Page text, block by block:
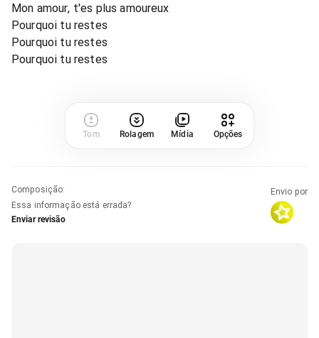
Mon amour, t'es plus amoureux
Pourquoi tu restes
Pourquoi tu restes
Pourquoi tu restes
Tom Rolagem Mídia Opções
Composição:
Essa informação está errada?
Enviar revisão
Envio por